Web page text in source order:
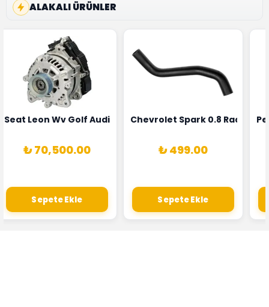
ALAKALI ÜRÜNLER
Sensörü Bosch Marka 1628HN-0258010081
Seat Leon Wv Golf Audi A3 Şarj Alternatörü Valeo Marka
₺ 70,500.00
Sepete Ekle
Chevrolet Spark 0.8 Radyatör
₺ 499.00
Sepete Ekle